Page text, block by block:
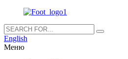
English
Меню